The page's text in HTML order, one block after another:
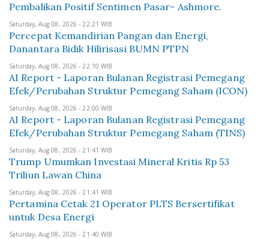
Pembalikan Positif Sentimen Pasar- Ashmore.
Saturday, Aug 08, 2026 - 22:21 WIB
Percepat Kemandirian Pangan dan Energi,
Danantara Bidik Hilirisasi BUMN PTPN
Saturday, Aug 08, 2026 - 22:10 WIB
AI Report - Laporan Bulanan Registrasi Pemegang
Efek/Perubahan Struktur Pemegang Saham (ICON)
Saturday, Aug 08, 2026 - 22:00 WIB
AI Report - Laporan Bulanan Registrasi Pemegang
Efek/Perubahan Struktur Pemegang Saham (TINS)
Saturday, Aug 08, 2026 - 21:41 WIB
Trump Umumkan Investasi Mineral Kritis Rp 53
Triliun Lawan China
Saturday, Aug 08, 2026 - 21:41 WIB
Pertamina Cetak 21 Operator PLTS Bersertifikat
untuk Desa Energi
Saturday, Aug 08, 2026 - 21:40 WIB